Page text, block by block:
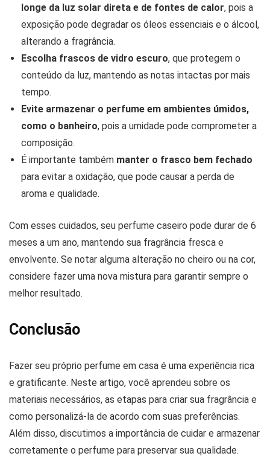
longe da luz solar direta e de fontes de calor, pois a
exposição pode degradar os óleos essenciais e o álcool,
alterando a fragrância.
Escolha frascos de vidro escuro, que protegem o
conteúdo da luz, mantendo as notas intactas por mais
tempo.
Evite armazenar o perfume em ambientes úmidos,
como o banheiro, pois a umidade pode comprometer a
composição.
É importante também manter o frasco bem fechado
para evitar a oxidação, que pode causar a perda de
aroma e qualidade.
Com esses cuidados, seu perfume caseiro pode durar de 6
meses a um ano, mantendo sua fragrância fresca e
envolvente. Se notar alguma alteração no cheiro ou na cor,
considere fazer uma nova mistura para garantir sempre o
melhor resultado.
Conclusão
Fazer seu próprio perfume em casa é uma experiência rica
e gratificante. Neste artigo, você aprendeu sobre os
materiais necessários, as etapas para criar sua fragrância e
como personalizá-la de acordo com suas preferências.
Além disso, discutimos a importância de cuidar e armazenar
corretamente o perfume para preservar sua qualidade.